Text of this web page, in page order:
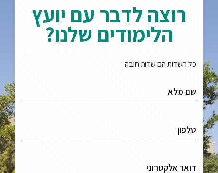
רוצה לדבר עם יועץ
הלימודים שלנו?
כל השדות הם שדות חובה